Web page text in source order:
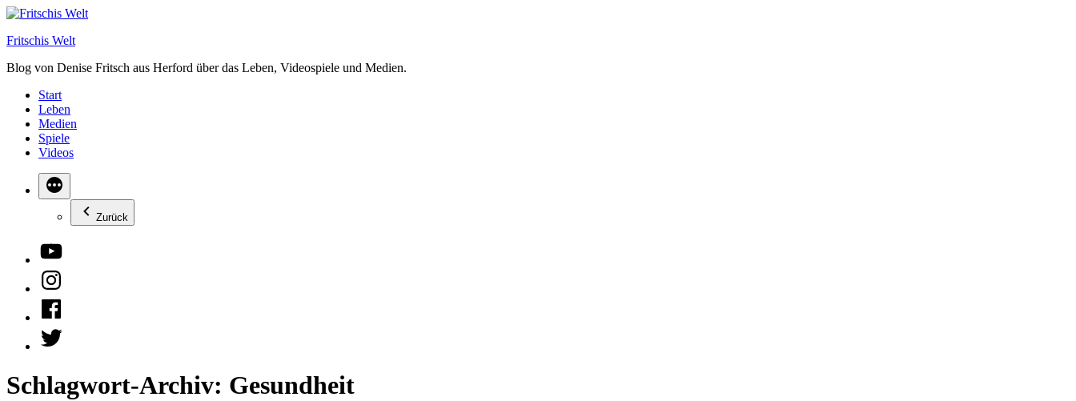
Zum
springen
Fritschis Welt
Blog von Denise Fritsch aus Herford über das Leben, Videospiele und Medien.
Start
Leben
Medien
Spiele
Videos
Zurück
YouTube
Instagram
Facebook
Twitter
Schlagwort-Archiv: Gesundheit